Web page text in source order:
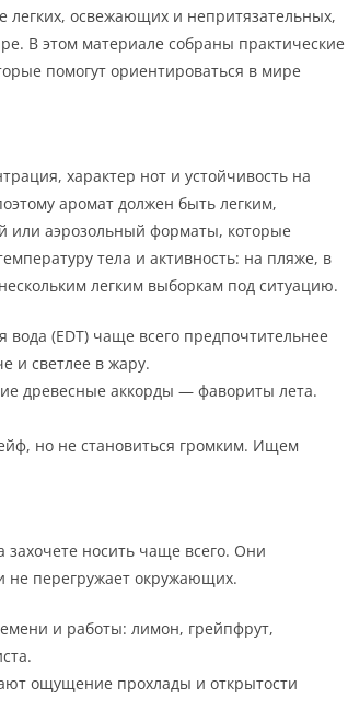
освежающих и непритязательных,
В этом материале собраны практические
помогут ориентироваться в мире
характер нот и устойчивость на
аромат должен быть легким,
или аэрозольный форматы, которые
тела и активность: на пляже, в
легким выборкам под ситуацию.
(EDT) чаще всего предпочтительнее
и светлее в жару.
древесные аккорды — фавориты лета.
но не становиться громким. Ищем
носить чаще всего. Они
не перегружает окружающих.
и работы: лимон, грейпфрут,
ощущение прохлады и открытости